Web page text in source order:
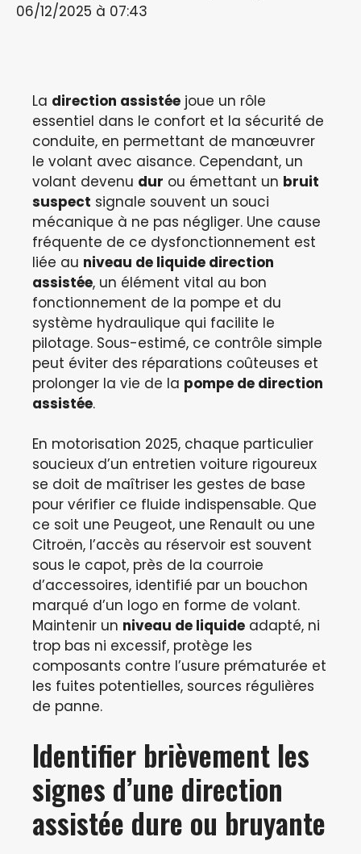
06/12/2025 à 07:43
La direction assistée joue un rôle
essentiel dans le confort et la sécurité de
conduite, en permettant de manœuvrer
le volant avec aisance. Cependant, un
volant devenu dur ou émettant un bruit
suspect signale souvent un souci
mécanique à ne pas négliger. Une cause
fréquente de ce dysfonctionnement est
liée au niveau de liquide direction
assistée, un élément vital au bon
fonctionnement de la pompe et du
système hydraulique qui facilite le
pilotage. Sous-estimé, ce contrôle simple
peut éviter des réparations coûteuses et
prolonger la vie de la pompe de direction
assistée.
En motorisation 2025, chaque particulier
soucieux d’un entretien voiture rigoureux
se doit de maîtriser les gestes de base
pour vérifier ce fluide indispensable. Que
ce soit une Peugeot, une Renault ou une
Citroën, l’accès au réservoir est souvent
sous le capot, près de la courroie
d’accessoires, identifié par un bouchon
marqué d’un logo en forme de volant.
Maintenir un niveau de liquide adapté, ni
trop bas ni excessif, protège les
composants contre l’usure prématurée et
les fuites potentielles, sources régulières
de panne.
Identifier brièvement les
signes d’une direction
assistée dure ou bruyante